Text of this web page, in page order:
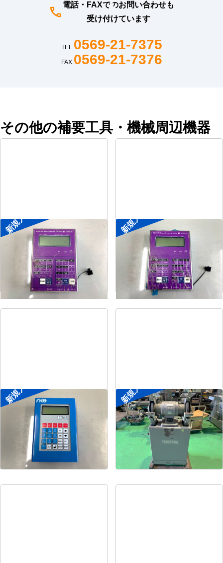
電話・FAXでのお問い合わせも
受け付けています
TEL:0569-21-7375
FAX:0569-21-7376
その他の補要工具・機械周辺機器
新規入荷
ポータブル入出力装置
協立アスリック
式U-Port Pro
式-
新規入荷
ポータブル入出力装置
メーカー 協立アスリック
式U-Port Pro
式-
新規入荷
ポータブル入出力装置
メーカー
菱電工機エンジニアリ
ング
IF-R
新規入荷
両頭グラインダー
メーカー 淀川電機
形 FG-255T
式